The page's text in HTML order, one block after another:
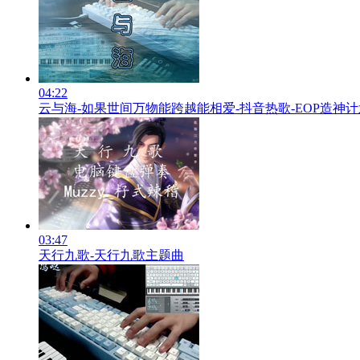
04:22
云与海-如果世间万物能跨越能相爱-抖音热歌-EOP造神
03:47
天行九歌-天行九歌主题曲